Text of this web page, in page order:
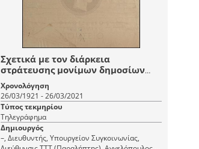
Σχετικά με τον διάρκεια
στράτευσης μονίμων δημοσίων
υπαλλήλων
Χρονολόγηση
26/03/1921 - 26/03/2021
Τύπος τεκμηρίου
Τηλεγράφημα
Δημιουργός
–, Διευθυντής, Υπουργείον Συγκοινωνίας,